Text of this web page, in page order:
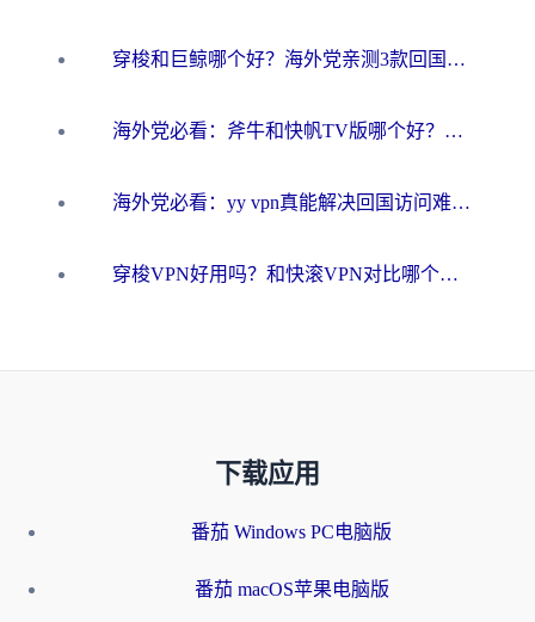
穿梭和巨鲸哪个好？海外党亲测3款回国加速器，教你避开90%的坑
海外党必看：斧牛和快帆TV版哪个好？3分钟选对回国加速器，无缝刷B站、追热剧
海外党必看：yy vpn真能解决回国访问难题？附云极initap测评+免费方案对比
穿梭VPN好用吗？和快滚VPN对比哪个回国效果更好？海外党选回国加速器必看指南
下载应用
番茄 Windows PC电脑版
番茄 macOS苹果电脑版